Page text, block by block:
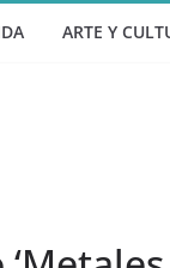
ARTE Y